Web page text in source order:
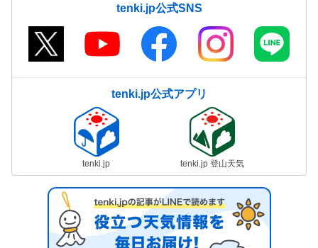
tenki.jp公式SNS
tenki.jp公式アプリ
tenki.jp tenki.jp 登山天気